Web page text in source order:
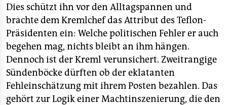
Dies schützt ihn vor den Alltagspannen und
brachte dem Kremlchef das Attribut des Teflon-
Präsidenten ein: Welche politischen Fehler er auch
begehen mag, nichts bleibt an ihm hängen.
Dennoch ist der Kreml verunsichert. Zweitrangige
Sündenböcke dürften ob der eklatanten
Fehleinschätzung mit ihrem Posten bezahlen. Das
gehört zur Logik einer Machtinszenierung, die den